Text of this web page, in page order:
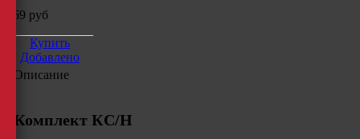
269 руб
Купить
Добавлено
Описание
Комплект КС/Н